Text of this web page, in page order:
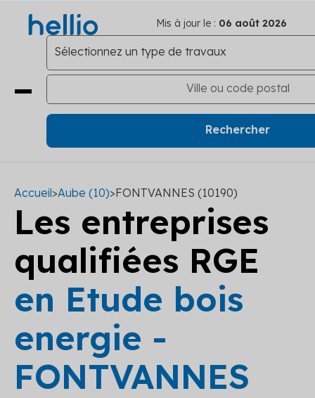
Mis à jour le : 06 août 2026
Accueil>Aube (10)>FONTVANNES (10190)
Les entreprises
qualifiées RGE
en Etude bois
energie -
FONTVANNES